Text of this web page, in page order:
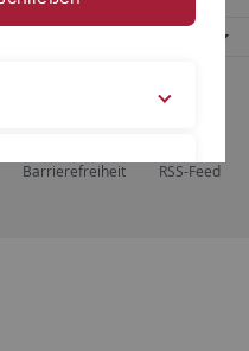
Tübingen
Barrierefreiheit RSS-Feed